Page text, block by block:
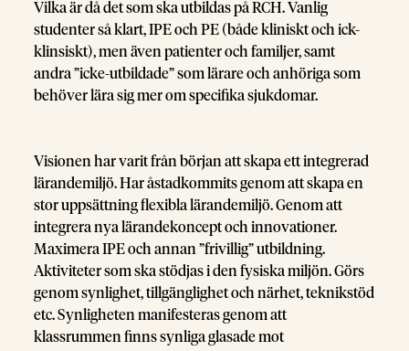
Vilka är då det som ska utbildas på RCH. Vanlig
studenter så klart, IPE och PE (både kliniskt och ick-
klinsiskt), men även patienter och familjer, samt
andra ”icke-utbildade” som lärare och anhöriga som
behöver lära sig mer om specifika sjukdomar.
Visionen har varit från början att skapa ett integrerad
lärandemiljö. Har åstadkommits genom att skapa en
stor uppsättning flexibla lärandemiljö. Genom att
integrera nya lärandekoncept och innovationer.
Maximera IPE och annan ”frivillig” utbildning.
Aktiviteter som ska stödjas i den fysiska miljön. Görs
genom synlighet, tillgänglighet och närhet, teknikstöd
etc. Synligheten manifesteras genom att
klassrummen finns synliga glasade mot